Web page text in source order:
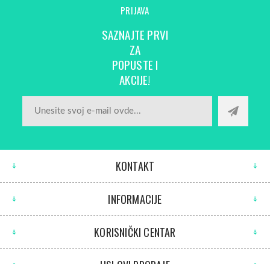
PRIJAVA
SAZNAJTE PRVI
ZA
POPUSTE I
AKCIJE!
KONTAKT
INFORMACIJE
KORISNIČKI CENTAR